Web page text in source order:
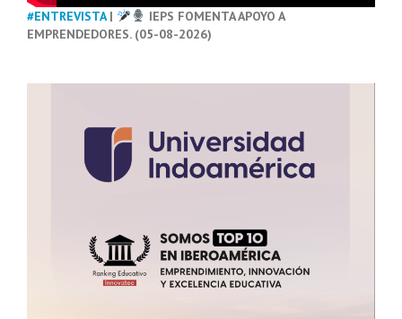
#ENTREVISTA|
IEPS FOMENTA APOYO A
EMPRENDEDORES. (05-08-2026)